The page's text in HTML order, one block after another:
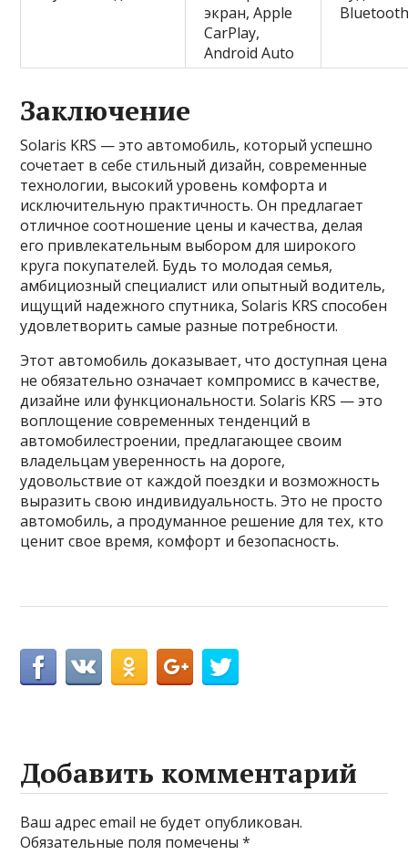
экран, Apple
CarPlay,
Android Auto
Заключение
Solaris KRS — это автомобиль, который успешно
сочетает в себе стильный дизайн, современные
технологии, высокий уровень комфорта и
исключительную практичность. Он предлагает
отличное соотношение цены и качества, делая
его привлекательным выбором для широкого
круга покупателей. Будь то молодая семья,
амбициозный специалист или опытный водитель,
ищущий надежного спутника, Solaris KRS способен
удовлетворить самые разные потребности.
Этот автомобиль доказывает, что доступная цена
не обязательно означает компромисс в качестве,
дизайне или функциональности. Solaris KRS — это
воплощение современных тенденций в
автомобилестроении, предлагающее своим
владельцам уверенность на дороге,
удовольствие от каждой поездки и возможность
выразить свою индивидуальность. Это не просто
автомобиль, а продуманное решение для тех, кто
ценит свое время, комфорт и безопасность.
Добавить комментарий
Ваш адрес email не будет опубликован.
Обязательные поля помечены*